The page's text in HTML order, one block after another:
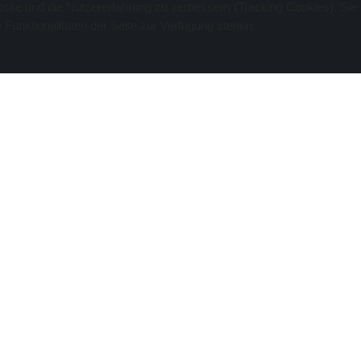
und die Nutzererfahrung zu verbessern (Tracking Cookies). Sie